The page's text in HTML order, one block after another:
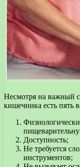
Несмотря на важный
кишечника есть пять
Доступность;
Не требуется
инструментов;